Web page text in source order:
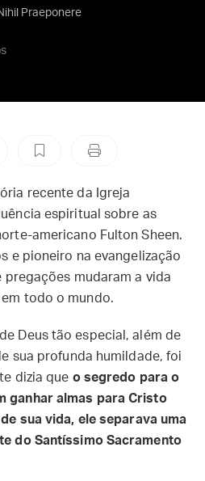
Praeponere
recente da Igreja
espiritual sobre as
americano Fulton Sheen.
e pioneiro na evangelização
pregações mudaram a vida
todo o mundo.
Deus tão especial, além de
sua profunda humildade, foi
dizia que o segredo para o
ganhar almas para Cristo
sua vida, ele separava uma
do Santíssimo Sacramento